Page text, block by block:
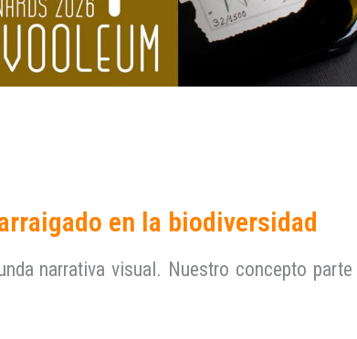
en la biodiversidad
narrativa visual. Nuestro concepto